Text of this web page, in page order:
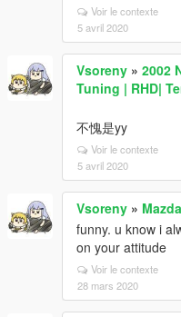
Voir le contexte
5 avril 2020
Vsoreny » 2002
Tuning | RHD|
不愧是yy
Voir le contexte
5 avril 2020
Vsoreny »
funny. u know i
on your attitude
Voir le contexte
28 mars 2020